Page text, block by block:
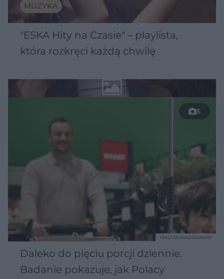
MUZYKA
"ESKA Hity na Czasie" – playlista,
która rozkręci każdą chwilę
5
Daleko do pięciu porcji dziennie.
Badanie pokazuje, jak Polacy
TEKST SPONSOROWANY